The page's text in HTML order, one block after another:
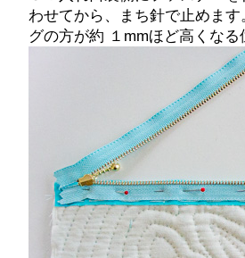
わせてから、まち針で止めま
グの方が約 １mmほど高くな